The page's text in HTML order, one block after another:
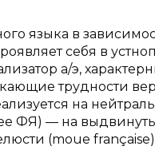
языка в
себя в
а/э,
трудности
на
ФЯ) — на
(moue française)